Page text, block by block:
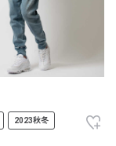
2023秋冬